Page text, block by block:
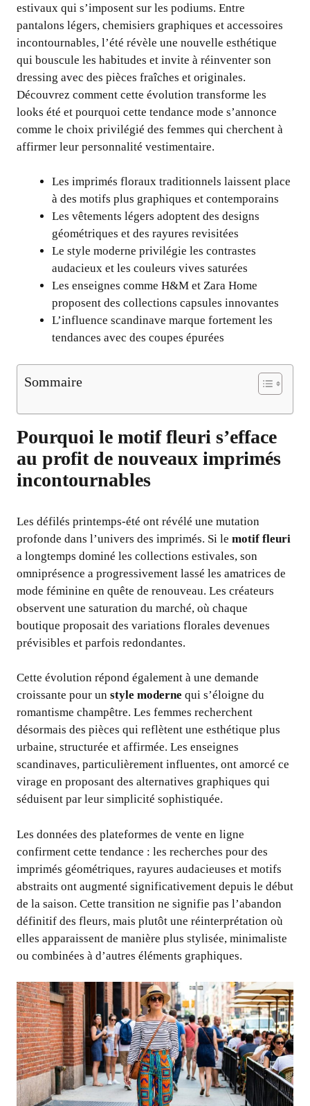
estivaux qui s’imposent sur les podiums. Entre
pantalons légers, chemisiers graphiques et accessoires
incontournables, l’été révèle une nouvelle esthétique
qui bouscule les habitudes et invite à réinventer son
dressing avec des pièces fraîches et originales.
Découvrez comment cette évolution transforme les
looks été et pourquoi cette tendance mode s’annonce
comme le choix privilégié des femmes qui cherchent à
affirmer leur personnalité vestimentaire.
Les imprimés floraux traditionnels laissent place
à des motifs plus graphiques et contemporains
Les vêtements légers adoptent des designs
géométriques et des rayures revisitées
Le style moderne privilégie les contrastes
audacieux et les couleurs vives saturées
Les enseignes comme H&M et Zara Home
proposent des collections capsules innovantes
L’influence scandinave marque fortement les
tendances avec des coupes épurées
Sommaire
Pourquoi le motif fleuri s’efface
au profit de nouveaux imprimés
incontournables
Les défilés printemps-été ont révélé une mutation
profonde dans l’univers des imprimés. Si le motif fleuri
a longtemps dominé les collections estivales, son
omniprésence a progressivement lassé les amatrices de
mode féminine en quête de renouveau. Les créateurs
observent une saturation du marché, où chaque
boutique proposait des variations florales devenues
prévisibles et parfois redondantes.
Cette évolution répond également à une demande
croissante pour un style moderne qui s’éloigne du
romantisme champêtre. Les femmes recherchent
désormais des pièces qui reflètent une esthétique plus
urbaine, structurée et affirmée. Les enseignes
scandinaves, particulièrement influentes, ont amorcé ce
virage en proposant des alternatives graphiques qui
séduisent par leur simplicité sophistiquée.
Les données des plateformes de vente en ligne
confirment cette tendance : les recherches pour des
imprimés géométriques, rayures audacieuses et motifs
abstraits ont augmenté significativement depuis le début
de la saison. Cette transition ne signifie pas l’abandon
définitif des fleurs, mais plutôt une réinterprétation où
elles apparaissent de manière plus stylisée, minimaliste
ou combinées à d’autres éléments graphiques.